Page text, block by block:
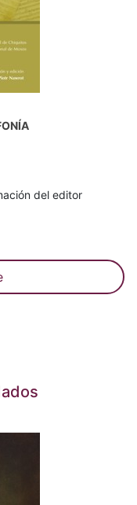
del editor